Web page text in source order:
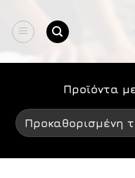
στο
περιεχόμενο
Προϊόντα